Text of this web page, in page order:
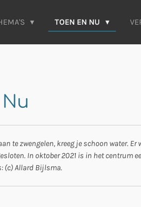
TOEN EN NU
te zwengelen, kreeg je schoon water. Er
In oktober 2021 is in het centrum
(c) Allard Bijlsma.